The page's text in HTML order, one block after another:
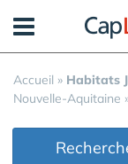
Accueil » Habitats
Nouvelle-Aquitaine